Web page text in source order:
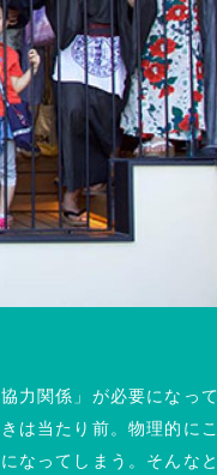
力関係」が必要になっ
は当たり前。物理的に
なってしまう。そんな